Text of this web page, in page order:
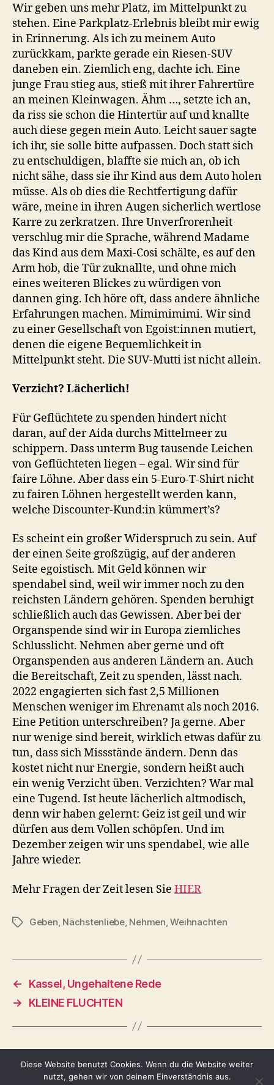
Wir geben uns mehr Platz, im Mittelpunkt zu
stehen. Eine Parkplatz-Erlebnis bleibt mir ewig
in Erinnerung. Als ich zu meinem Auto
zurückkam, parkte gerade ein Riesen-SUV
daneben ein. Ziemlich eng, dachte ich. Eine
junge Frau stieg aus, stieß mit ihrer Fahrertüre
an meinen Kleinwagen. Ähm …, setzte ich an,
da riss sie schon die Hintertür auf und knallte
auch diese gegen mein Auto. Leicht sauer sagte
ich ihr, sie solle bitte aufpassen. Doch statt sich
zu entschuldigen, blaffte sie mich an, ob ich
nicht sähe, dass sie ihr Kind aus dem Auto holen
müsse. Als ob dies die Rechtfertigung dafür
wäre, meine in ihren Augen sicherlich wertlose
Karre zu zerkratzen. Ihre Unverfrorenheit
verschlug mir die Sprache, während Madame
das Kind aus dem Maxi-Cosi schälte, es auf den
Arm hob, die Tür zuknallte, und ohne mich
eines weiteren Blickes zu würdigen von
dannen ging. Ich höre oft, dass andere ähnliche
Erfahrungen machen. Mimimimimi. Wir sind
zu einer Gesellschaft von Egoist:innen mutiert,
denen die eigene Bequemlichkeit in
Mittelpunkt steht. Die SUV-Mutti ist nicht allein.
Verzicht? Lächerlich!
Für Geflüchtete zu spenden hindert nicht
daran, auf der Aida durchs Mittelmeer zu
schippern. Dass unterm Bug tausende Leichen
von Geflüchteten liegen – egal. Wir sind für
faire Löhne. Aber dass ein 5-Euro-T-Shirt nicht
zu fairen Löhnen hergestellt werden kann,
welche Discounter-Kund:in kümmert’s?
Es scheint ein großer Widerspruch zu sein. Auf
der einen Seite großzügig, auf der anderen
Seite egoistisch. Mit Geld können wir
spendabel sind, weil wir immer noch zu den
reichsten Ländern gehören. Spenden beruhigt
schließlich auch das Gewissen. Aber bei der
Organspende sind wir in Europa ziemliches
Schlusslicht. Nehmen aber gerne und oft
Organspenden aus anderen Ländern an. Auch
die Bereitschaft, Zeit zu spenden, lässt nach.
2022 engagierten sich fast 2,5 Millionen
Menschen weniger im Ehrenamt als noch 2016.
Eine Petition unterschreiben? Ja gerne. Aber
nur wenige sind bereit, wirklich etwas dafür zu
tun, dass sich Missstände ändern. Denn das
kostet nicht nur Energie, sondern heißt auch
ein wenig Verzicht üben. Verzichten? War mal
eine Tugend. Ist heute lächerlich altmodisch,
denn wir haben gelernt: Geiz ist geil und wir
dürfen aus dem Vollen schöpfen. Und im
Dezember zeigen wir uns spendabel, wie alle
Jahre wieder.
Mehr Fragen der Zeit lesen Sie HIER
Schlagwörter
Geben, Nächstenliebe, Nehmen,Weihnachten
←
Kassel, Ungehaltene Rede
→
KLEINE FLUCHTEN
Diese Website benutzt Cookies. Wenn du die Website weiter
nutzt, gehen wir von deinem Einverständnis aus.